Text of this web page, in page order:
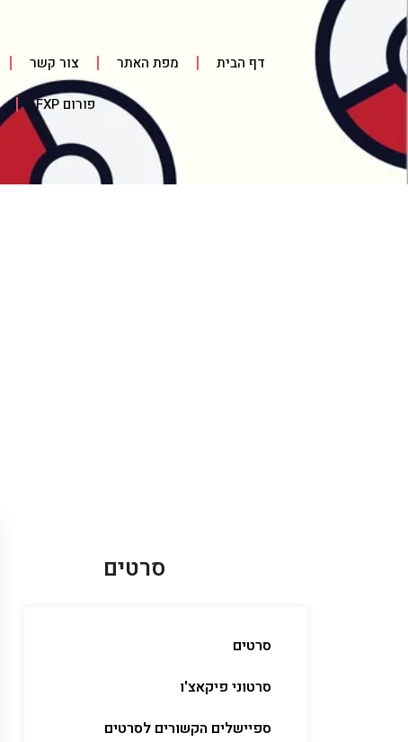
דף הבית מפת האתר צור קשר
פורום FXP
סרטים
סרטים
סרטוני פיקאצ'ו
ספיישלים הקשורים לסרטים